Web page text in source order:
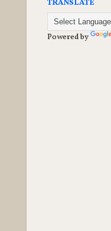
TRANSLATE
Powered by